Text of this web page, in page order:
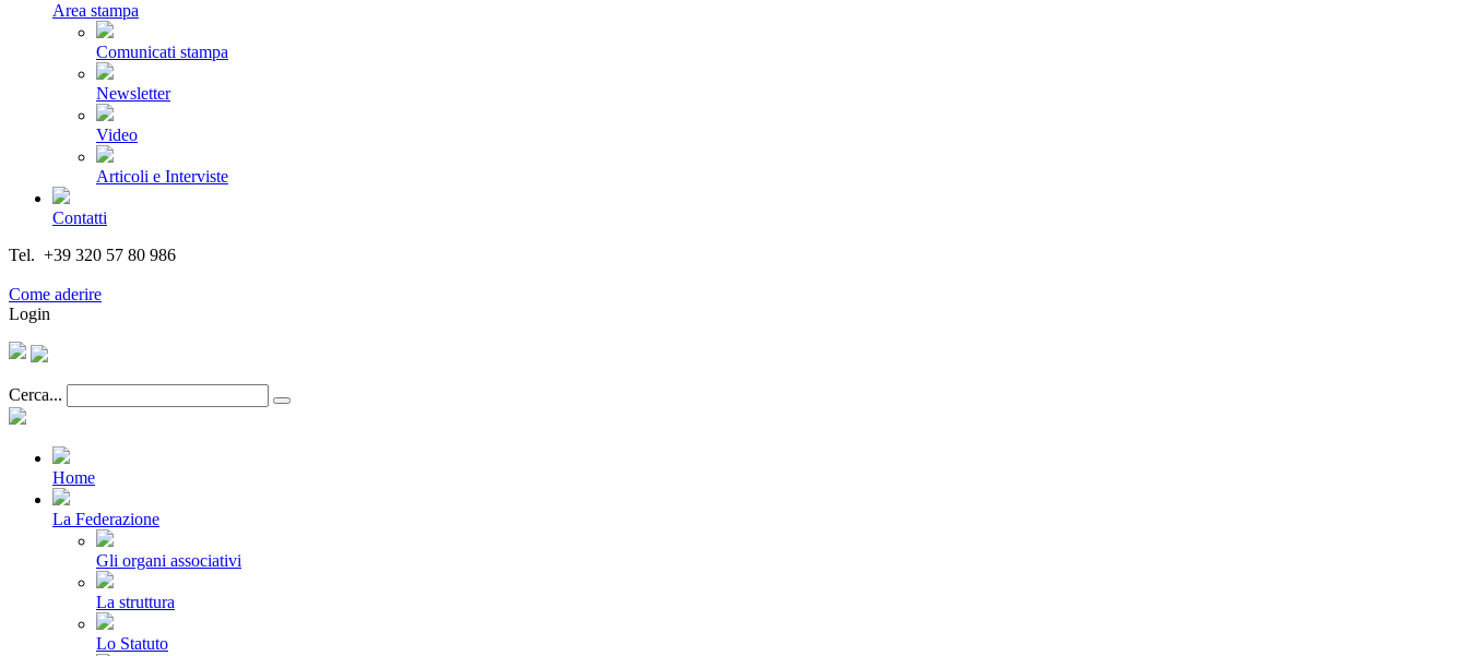
Area stampa
Comunicati stampa
Newsletter
Video
Articoli e Interviste
Contatti
Tel. +39 320 57 80 986
Come aderire
Login
Cerca...
Home
La Federazione
Gli organi associativi
La struttura
Lo Statuto